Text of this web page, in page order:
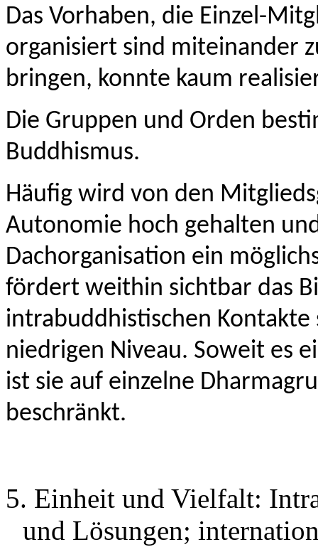
Das Vorhaben, die Einzel-
organisiert sind miteinander
bringen, konnte kaum
Die Gruppen und Orden
Buddhismus.
Häufig wird von den
Autonomie hoch gehalten
Dachorganisation ein
fördert weithin sichtbar das
intrabuddhistischen
niedrigen Niveau. Soweit es
ist sie auf einzelne
beschränkt.
5. Einheit und Vielfalt:
und Lösungen;